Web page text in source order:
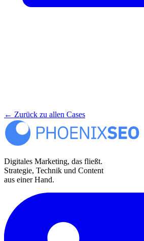
← Zurück zu allen Cases
Digitales Marketing, das fließt.
Strategie, Technik und Content
aus einer Hand.